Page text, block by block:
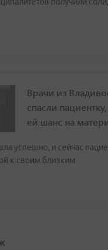
получили
Врачи из
спасли
ей шанс на
успешно, и сейчас
к своим близким